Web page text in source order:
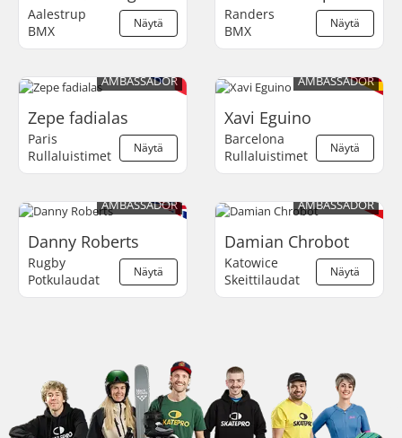
Näytä
Aalestrup
BMX
Näytä
Randers
BMX
AMBASSADOR
Zepe fadialas
Näytä
Paris
Rullaluistimet
AMBASSADOR
Xavi Eguino
Näytä
Barcelona
Rullaluistimet
AMBASSADOR
Danny Roberts
Näytä
Rugby
Potkulaudat
AMBASSADOR
Damian Chrobot
Näytä
Katowice
Skeittilaudat